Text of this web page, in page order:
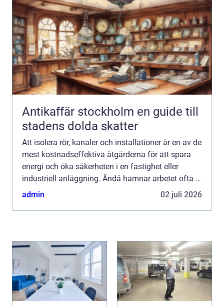
Antikaffär stockholm en guide till
stadens dolda skatter
Att isolera rör, kanaler och installationer är en av de
mest kostnadseffektiva åtgärderna för att spara
energi och öka säkerheten i en fastighet eller
industriell anläggning. Ändå hamnar arbetet ofta i
skymundan jämfört med mer synliga
admin 02 juli 2026